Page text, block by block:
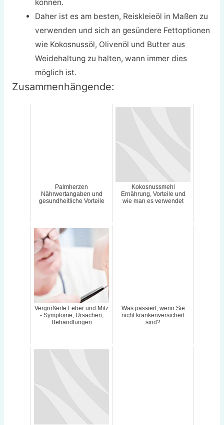
können.
Daher ist es am besten, Reiskleieöl in Maßen zu
verwenden und sich an gesündere Fettoptionen
wie Kokosnussöl, Olivenöl und Butter aus
Weidehaltung zu halten, wann immer dies
möglich ist.
Zusammenhängende:
Palmherzen
Nährwertangaben und
gesundheitliche Vorteile
Kokosnussmehl
Ernährung, Vorteile und
wie man es verwendet
Vergrößerte Leber und Milz
- Symptome, Ursachen,
Behandlungen
Was passiert, wenn Sie
nicht krankenversichert
sind?